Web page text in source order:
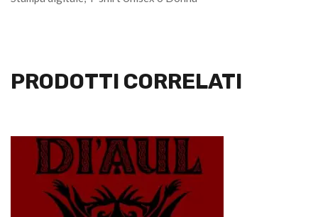
PRODOTTI CORRELATI